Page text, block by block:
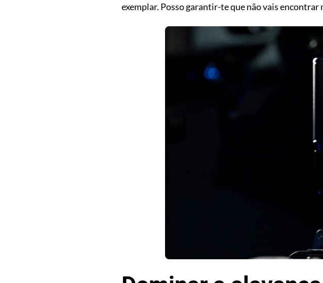
exemplar. Posso garantir-te que não vais